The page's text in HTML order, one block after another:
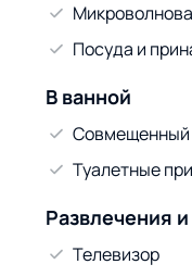
Посуда и
В ванной
Совмещенный
Туалетные
Развлечения
Телевизор